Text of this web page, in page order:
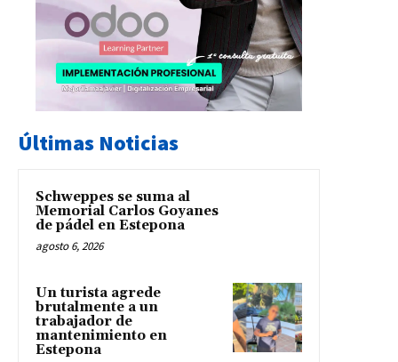
Últimas Noticias
Schweppes se suma al
Memorial Carlos Goyanes
de pádel en Estepona
agosto 6, 2026
Un turista agrede
brutalmente a un
trabajador de
mantenimiento en
Estepona